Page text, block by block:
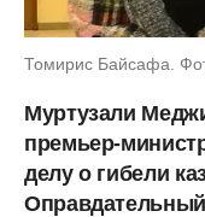
Томирис Байсафа.
Муртузали
премьер-
делу о гибели